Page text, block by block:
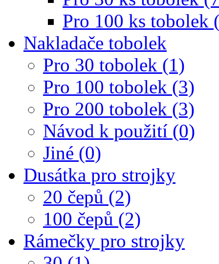
Pro 100 ks tobolek
Nakladače tobolek
Pro 30 tobolek (1)
Pro 100 tobolek (3)
Pro 200 tobolek (3)
Návod k použití (0)
Jiné (0)
Dusátka pro strojky
20 čepů (2)
100 čepů (2)
Rámečky pro strojky